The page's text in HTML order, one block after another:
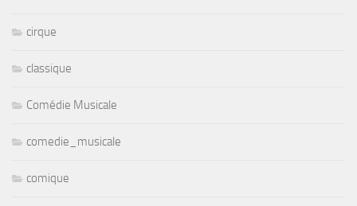
cirque
classique
Comédie Musicale
comedie_musicale
comique